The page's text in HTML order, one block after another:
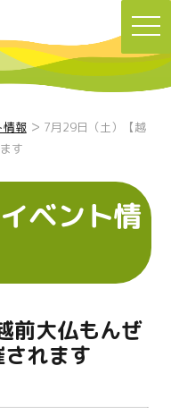
情報 > 7月29日（土）【越
す
イベント情
前大仏もんぜ
れます